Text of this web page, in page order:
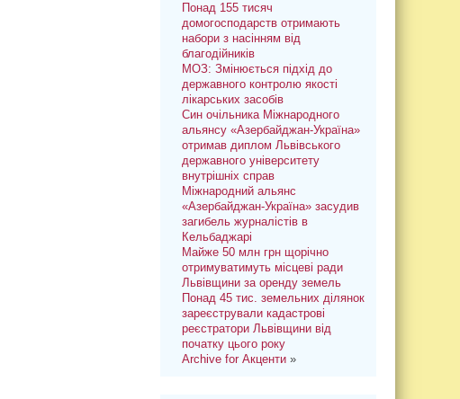
Понад 155 тисяч
домогосподарств отримають
набори з насінням від
благодійників
МОЗ: Змінюється підхід до
державного контролю якості
лікарських засобів
Син очільника Міжнародного
альянсу «Азербайджан-Україна»
отримав диплом Львівського
державного університету
внутрішніх справ
Міжнародний альянс
«Азербайджан-Україна» засудив
загибель журналістів в
Кельбаджарі
Майже 50 млн грн щорічно
отримуватимуть місцеві ради
Львівщини за оренду земель
Понад 45 тис. земельних ділянок
зареєстрували кадастрові
реєстратори Львівщини від
початку цього року
Archive for Акценти»